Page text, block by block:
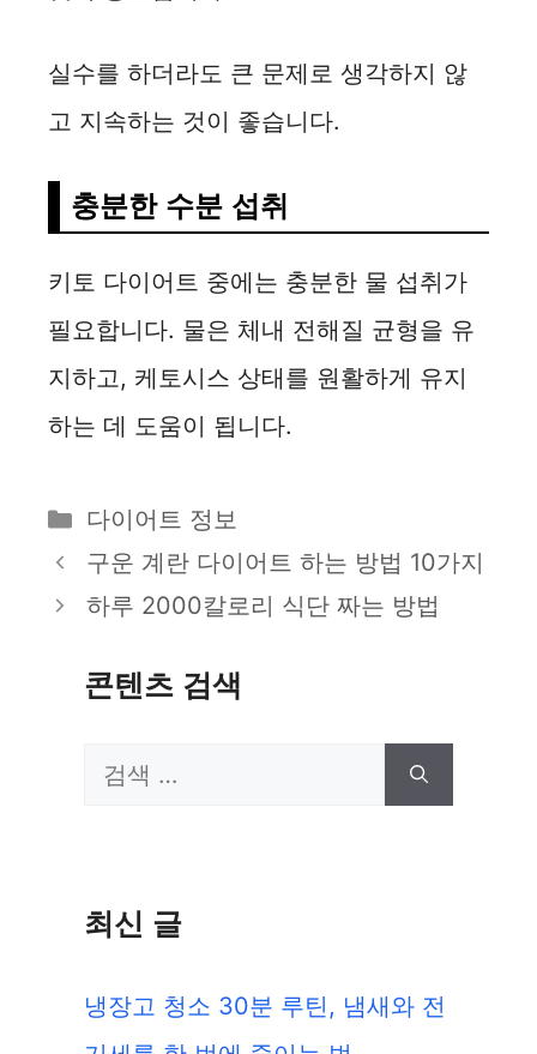
실수를 하더라도 큰 문제로 생각하지 않
고 지속하는 것이 좋습니다.
충분한 수분 섭취
키토 다이어트 중에는 충분한 물 섭취가
필요합니다. 물은 체내 전해질 균형을 유
지하고, 케토시스 상태를 원활하게 유지
하는 데 도움이 됩니다.
카
테
리
다이어트 정보
구운 계란 다이어트 하는 방법 10가지
하루 2000칼로리 식단 짜는 방법
콘텐츠 검색
검
최신 글
냉장고 청소 30분 루틴, 냄새와 전